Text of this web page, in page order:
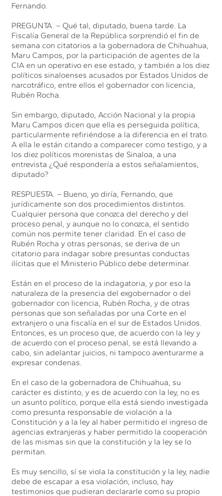
Fernando.
PREGUNTA. – Qué tal, diputado, buena tarde. La
Fiscalía General de la República sorprendió el fin de
semana con citatorios a la gobernadora de Chihuahua,
Maru Campos, por la participación de agentes de la
CIA en un operativo en ese estado, y también a los diez
políticos sinaloenses acusados por Estados Unidos de
narcotráfico, entre ellos el gobernador con licencia,
Rubén Rocha.
Sin embargo, diputado, Acción Nacional y la propia
Maru Campos dicen que ella es perseguida política,
particularmente refiriéndose a la diferencia en el trato.
A ella le están citando a comparecer como testigo, y a
los diez políticos morenistas de Sinaloa, a una
entrevista ¿Qué respondería a estos señalamientos,
diputado?
RESPUESTA. – Bueno, yo diría, Fernando, que
jurídicamente son dos procedimientos distintos.
Cualquier persona que conozca del derecho y del
proceso penal, y aunque no lo conozca, el sentido
común nos permite tener claridad. En el caso de
Rubén Rocha y otras personas, se deriva de un
citatorio para indagar sobre presuntas conductas
ilícitas que el Ministerio Público debe determinar.
Están en el proceso de la indagatoria, y por eso la
naturaleza de la presencia del exgobernador o del
gobernador con licencia, Rubén Rocha, y de otras
personas que son señaladas por una Corte en el
extranjero o una fiscalía en el sur de Estados Unidos.
Entonces, es un proceso que, de acuerdo con la ley y
de acuerdo con el proceso penal, se está llevando a
cabo, sin adelantar juicios, ni tampoco aventurarme a
expresar condenas.
En el caso de la gobernadora de Chihuahua, su
carácter es distinto, y es de acuerdo con la ley, no es
un asunto político, porque ella está siendo investigada
como presunta responsable de violación a la
Constitución y a la ley al haber permitido el ingreso de
agencias extranjeras y haber permitido la cooperación
de las mismas sin que la constitución y la ley se lo
permitan.
Es muy sencillo, sí se viola la constitución y la ley, nadie
debe de escapar a esa violación, incluso, hay
testimonios que pudieran declararle como su propio